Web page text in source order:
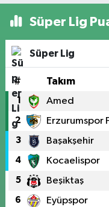
Süper Lig
Süper Lig
# Takım
1 Amed
2 Erzurumspor
3 Başakşehir
4 Kocaelispor
5 Beşiktaş
6 Eyüpspor